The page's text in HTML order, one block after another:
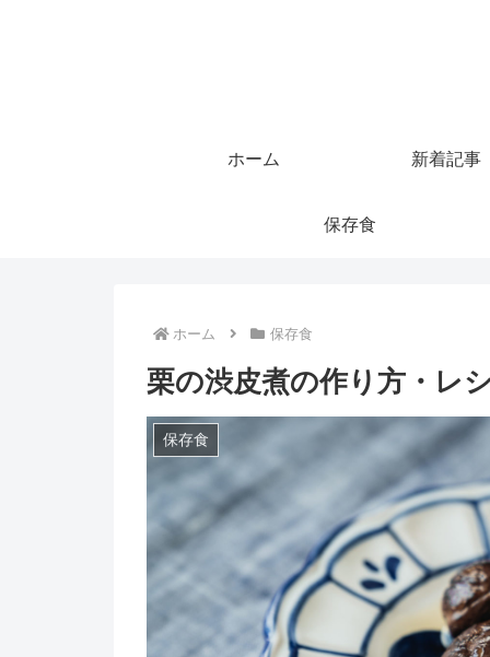
ホーム 新着記事
保存食
ホーム 保存食
栗の渋皮煮の作り方・レ
保存食